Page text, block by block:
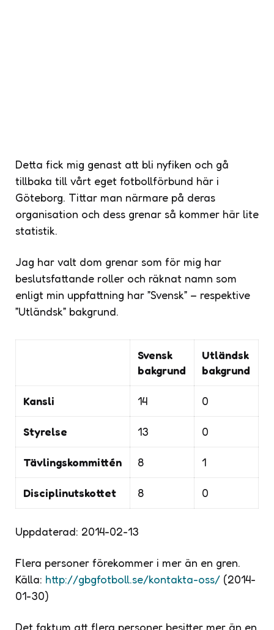
Detta fick mig genast att bli nyfiken och gå
tillbaka till vårt eget fotbollförbund här i
Göteborg. Tittar man närmare på deras
organisation och dess grenar så kommer här lite
statistik.
Jag har valt dom grenar som för mig har
beslutsfattande roller och räknat namn som
enligt min uppfattning har ”Svensk” – respektive
”Utländsk” bakgrund.
Svensk
bakgrund
Utländsk
bakgrund
Kansli 14 0
Styrelse 13 0
Tävlingskommittén 8 1
Disciplinutskottet 8 0
Uppdaterad: 2014-02-13
Flera personer förekommer i mer än en gren.
Källa: http://gbgfotboll.se/kontakta-oss/ (2014-
01-30)
Det faktum att flera personer besitter mer än en